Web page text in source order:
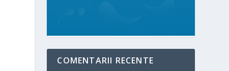
COMENTARII RECENTE